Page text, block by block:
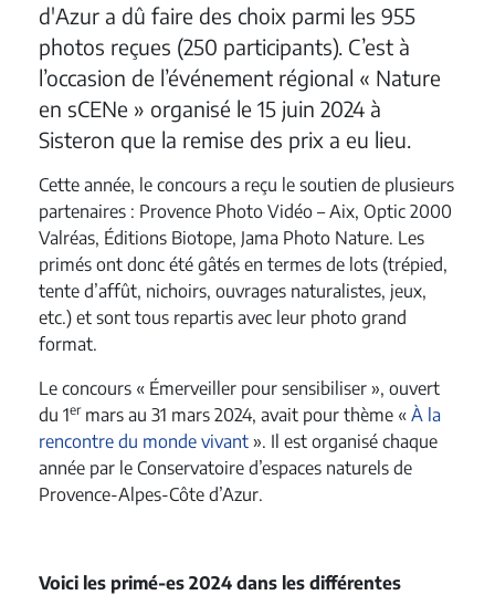
d'Azur a dû faire des choix parmi les 955
photos reçues (250 participants). C’est à
l’occasion de l’événement régional « Nature
en sCENe » organisé le 15 juin 2024 à
Sisteron que la remise des prix a eu lieu.
Cette année, le concours a reçu le soutien de plusieurs
partenaires : Provence Photo Vidéo – Aix, Optic 2000
Valréas, Éditions Biotope, Jama Photo Nature. Les
primés ont donc été gâtés en termes de lots (trépied,
tente d’affût, nichoirs, ouvrages naturalistes, jeux,
etc.) et sont tous repartis avec leur photo grand
format.
Le concours « Émerveiller pour sensibiliser », ouvert
du 1ermars au 31 mars 2024, avait pour thème « À la
rencontre du monde vivant ». Il est organisé chaque
année par le Conservatoire d’espaces naturels de
Provence-Alpes-Côte d’Azur.
Voici les primé-es 2024 dans les différentes